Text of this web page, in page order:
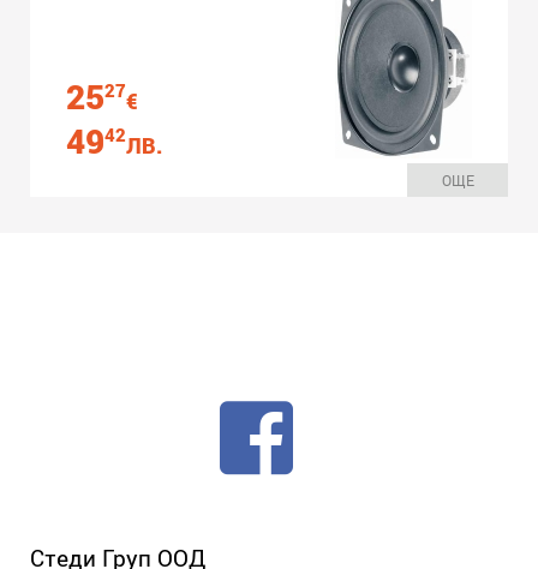
2527€
4942ЛВ.
ОЩЕ
Стеди Груп ООД